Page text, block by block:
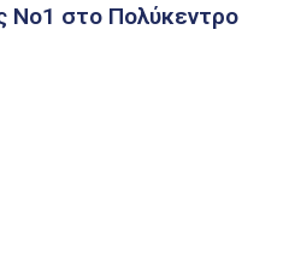
Νο1 στο Πολύκεντρο